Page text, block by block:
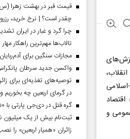
و
چقدر است؟ | نرخ خرید،
چرا گرد و غبار در ایران
تالاب‌ها مهم‌ترین راهکار
مجازات سنگین برای
واکسن جدید سرطان
در گرمای اربعین چه بخوریم
گره قتل در دی‌جی پارتی با ۵۰ قسم باز می‌شود
ثبت‌نام بیش از یک میلیون
زائران «همیار اربعین» را